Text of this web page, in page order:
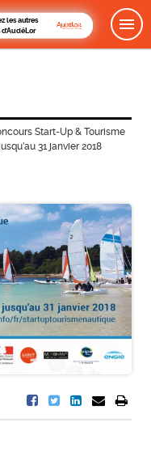
les autres
d'AudéLor
Start-Up & Tourisme
31 janvier 2018